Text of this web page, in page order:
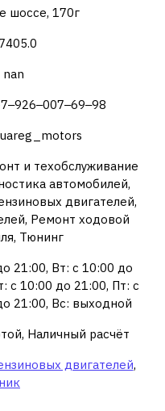
шоссе, 170г
и техобслуживание
автомобилей,
двигателей,
Ремонт ходовой
Тюнинг
21:00, Вт: с 10:00 до
с 10:00 до 21:00, Пт: с
21:00, Вс: выходной
Наличный расчёт
двигателей,